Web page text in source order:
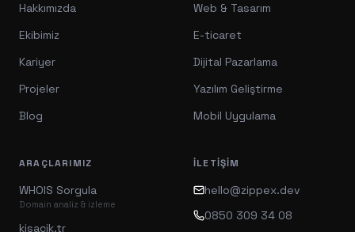
Hakkımızda
Ekibimiz
Kariyer
Projeler
Blog
Web & Tasarım
E-ticaret
Dijital Pazarlama
Yazılım Geliştirme
Mobil Uygulama
ARAÇLARIMIZ
WHOIS Sorgula
Domain analiz & izleme
kisacik.tr
İLETIŞIM
hello@zippex.dev
0850 309 34 08